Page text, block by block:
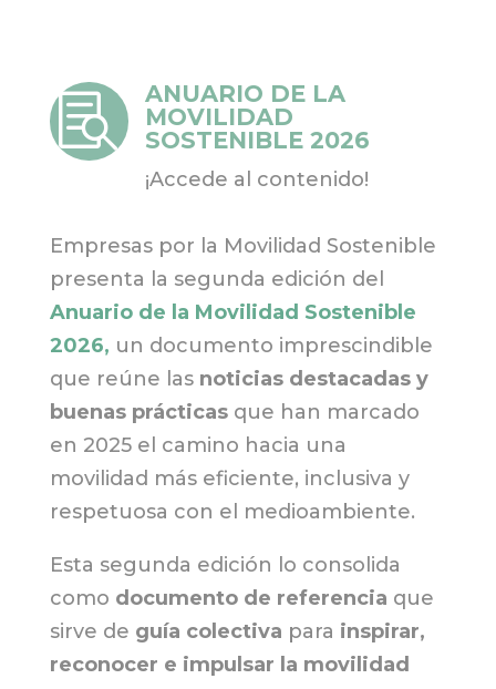

ANUARIO DE LA
MOVILIDAD
SOSTENIBLE 2026
¡Accede al contenido!
Empresas por la Movilidad Sostenible
presenta la segunda edición del
Anuario de la Movilidad Sostenible
2026, un documento imprescindible
que reúne lasnoticias destacadas y
buenas prácticas que han marcado
en 2025 el camino hacia una
movilidad más eficiente, inclusiva y
respetuosa con el medioambiente.
Esta segunda edición lo consolida
como documento de referencia que
sirve de guía colectiva para inspirar,
reconocer e impulsar la movilidad